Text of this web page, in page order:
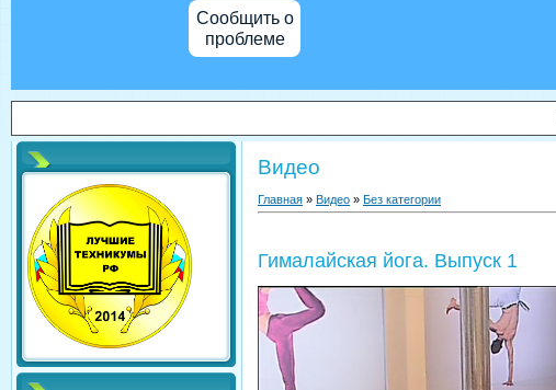
Сообщить о
проблеме
Видео
Главная » Видео » Без категории
Гималайская йога. Выпуск 1